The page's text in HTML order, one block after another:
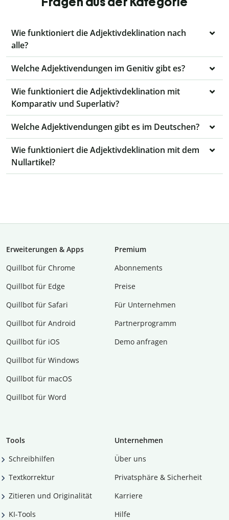
Wie funktioniert die Adjektivdeklination nach
alle?
Welche Adjektivendungen im Genitiv gibt es?
Wie funktioniert die Adjektivdeklination mit
Komparativ und Superlativ?
Welche Adjektivendungen gibt es im Deutschen?
Wie funktioniert die Adjektivdeklination mit dem
Nullartikel?
Erweiterungen & Apps
Quillbot für Chrome
Quillbot für Edge
Quillbot für Safari
Quillbot für Android
Quillbot für iOS
Quillbot für Windows
Quillbot für macOS
Quillbot für Word
Premium
Abon­ne­ments
Preise
Für Unternehmen
Partnerprogramm
Demo anfragen
Tools
Schreibhilfen
Textkorrektur
Zitieren und Originalität
KI-Tools
Unternehmen
Über uns
Privatsphäre & Sicherheit
Karriere
Hilfe